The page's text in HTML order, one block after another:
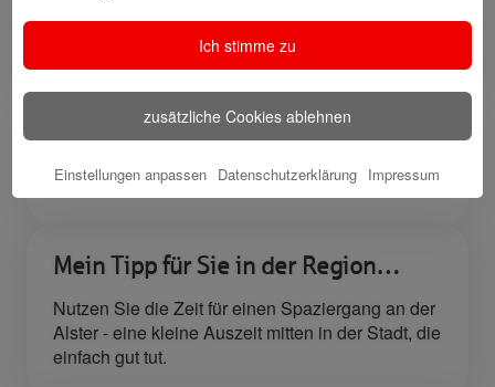
Kunden
Meine Qualifikation
Ausbildung zur Bankkauffrau
Mein Tipp für Sie in der Region…
Nutzen Sie die Zeit für einen Spaziergang an der
Alster - eine kleine Auszeit mitten in der Stadt, die
einfach gut tut.
Ich stimme zu
zusätzliche Cookies ablehnen
Einstellungen anpassen Datenschutzerklärung Impressum